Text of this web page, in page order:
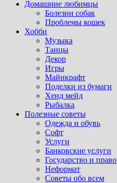
Домашние любимцы
Болезни собак
Проблемы кошек
Хобби
Музыка
Танцы
Декор
Игры
Майнкрафт
Поделки из бумаги
Хенд мейд
Рыбалка
Полезные советы
Одежда и обувь
Софт
Услуги
Банковские услуги
Государство и право
Неформат
Советы обо всем